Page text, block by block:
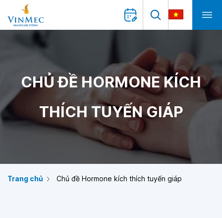
CHỦ ĐỀ HORMONE KÍCH
THÍCH TUYẾN GIÁP
Trang chủ Chủ đề Hormone kích thích tuyến giáp